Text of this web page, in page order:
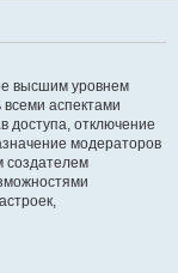
высшим уровнем
аспектами
доступа, отключение
модераторов
создателем